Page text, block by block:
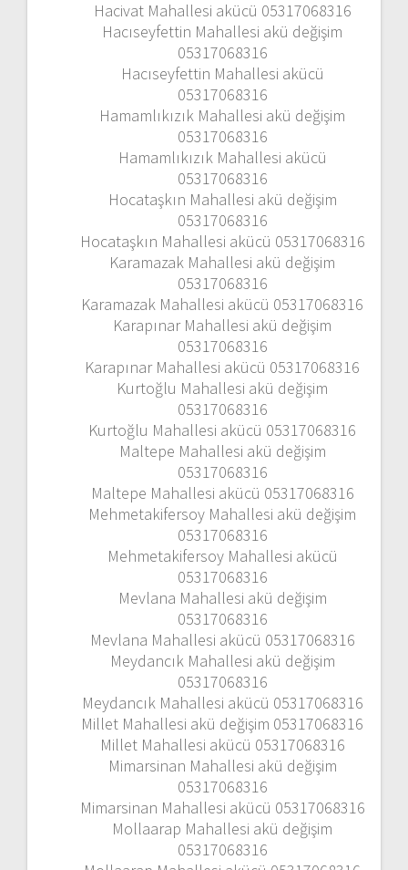
Hacivat Mahallesi akücü 05317068316
Hacıseyfettin Mahallesi akü değişim
05317068316
Hacıseyfettin Mahallesi akücü
05317068316
Hamamlıkızık Mahallesi akü değişim
05317068316
Hamamlıkızık Mahallesi akücü
05317068316
Hocataşkın Mahallesi akü değişim
05317068316
Hocataşkın Mahallesi akücü 05317068316
Karamazak Mahallesi akü değişim
05317068316
Karamazak Mahallesi akücü 05317068316
Karapınar Mahallesi akü değişim
05317068316
Karapınar Mahallesi akücü 05317068316
Kurtoğlu Mahallesi akü değişim
05317068316
Kurtoğlu Mahallesi akücü 05317068316
Maltepe Mahallesi akü değişim
05317068316
Maltepe Mahallesi akücü 05317068316
Mehmetakifersoy Mahallesi akü değişim
05317068316
Mehmetakifersoy Mahallesi akücü
05317068316
Mevlana Mahallesi akü değişim
05317068316
Mevlana Mahallesi akücü 05317068316
Meydancık Mahallesi akü değişim
05317068316
Meydancık Mahallesi akücü 05317068316
Millet Mahallesi akü değişim 05317068316
Millet Mahallesi akücü 05317068316
Mimarsinan Mahallesi akü değişim
05317068316
Mimarsinan Mahallesi akücü 05317068316
Mollaarap Mahallesi akü değişim
05317068316